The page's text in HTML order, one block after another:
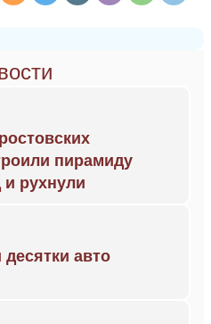
пирамиду
рухнули
десятки авто